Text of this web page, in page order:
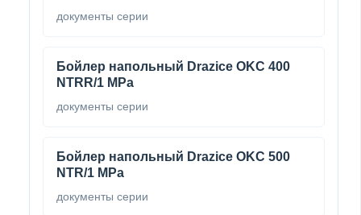
документы серии
Бойлер напольный Drazice OKC 400
NTRR/1 MPa
документы серии
Бойлер напольный Drazice OKC 500
NTR/1 MPa
документы серии